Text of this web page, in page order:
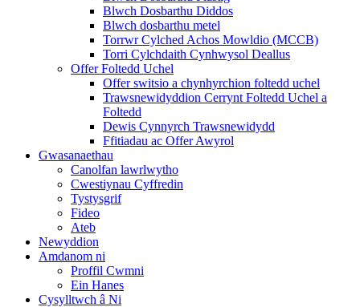
Blwch Dosbarthu Diddos
Blwch dosbarthu metel
Torrwr Cylched Achos Mowldio (MCCB)
Torri Cylchdaith Cynhwysol Deallus
Offer Foltedd Uchel
Offer switsio a chynhyrchion foltedd uchel
Trawsnewidyddion Cerrynt Foltedd Uchel a
Foltedd
Dewis Cynnyrch Trawsnewidydd
Ffitiadau ac Offer Awyrol
Gwasanaethau
Canolfan lawrlwytho
Cwestiynau Cyffredin
Tystysgrif
Fideo
Ateb
Newyddion
Amdanom ni
Proffil Cwmni
Ein Hanes
Cysylltwch â Ni